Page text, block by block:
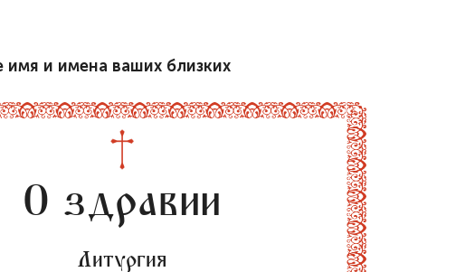
имя и имена ваших близких
О здравии
Литургия